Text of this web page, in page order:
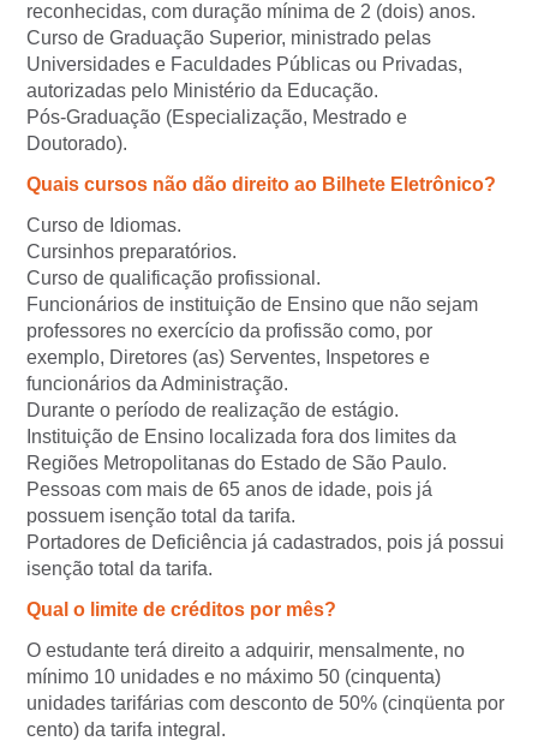
reconhecidas, com duração mínima de 2 (dois) anos.
Curso de Graduação Superior, ministrado pelas
Universidades e Faculdades Públicas ou Privadas,
autorizadas pelo Ministério da Educação.
Pós-Graduação (Especialização, Mestrado e
Doutorado).
Quais cursos não dão direito ao Bilhete Eletrônico?
Curso de Idiomas.
Cursinhos preparatórios.
Curso de qualificação profissional.
Funcionários de instituição de Ensino que não sejam
professores no exercício da profissão como, por
exemplo, Diretores (as) Serventes, Inspetores e
funcionários da Administração.
Durante o período de realização de estágio.
Instituição de Ensino localizada fora dos limites da
Regiões Metropolitanas do Estado de São Paulo.
Pessoas com mais de 65 anos de idade, pois já
possuem isenção total da tarifa.
Portadores de Deficiência já cadastrados, pois já possui
isenção total da tarifa.
Qual o limite de créditos por mês?
O estudante terá direito a adquirir, mensalmente, no
mínimo 10 unidades e no máximo 50 (cinquenta)
unidades tarifárias com desconto de 50% (cinqüenta por
cento) da tarifa integral.